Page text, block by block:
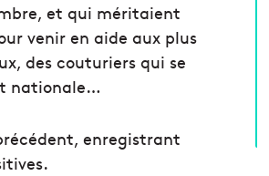
et qui méritaient
venir en aide aux plus
des couturiers qui se
nationale…
enregistrant